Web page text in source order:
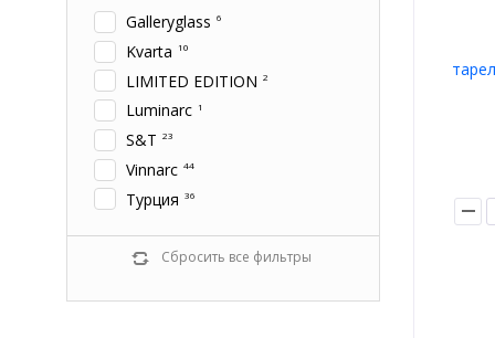
Galleryglass 6
Kvarta 10
LIMITED EDITION 2
Luminarc 1
S&T 23
Vinnarc 44
Турция 36
Сбросить все фильтры